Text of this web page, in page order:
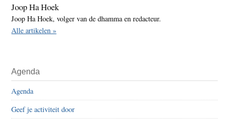
Joop Ha Hoek
Joop Ha Hoek, volger van de dhamma en redacteur.
Alle artikelen »
Agenda
Agenda
Geef je activiteit door